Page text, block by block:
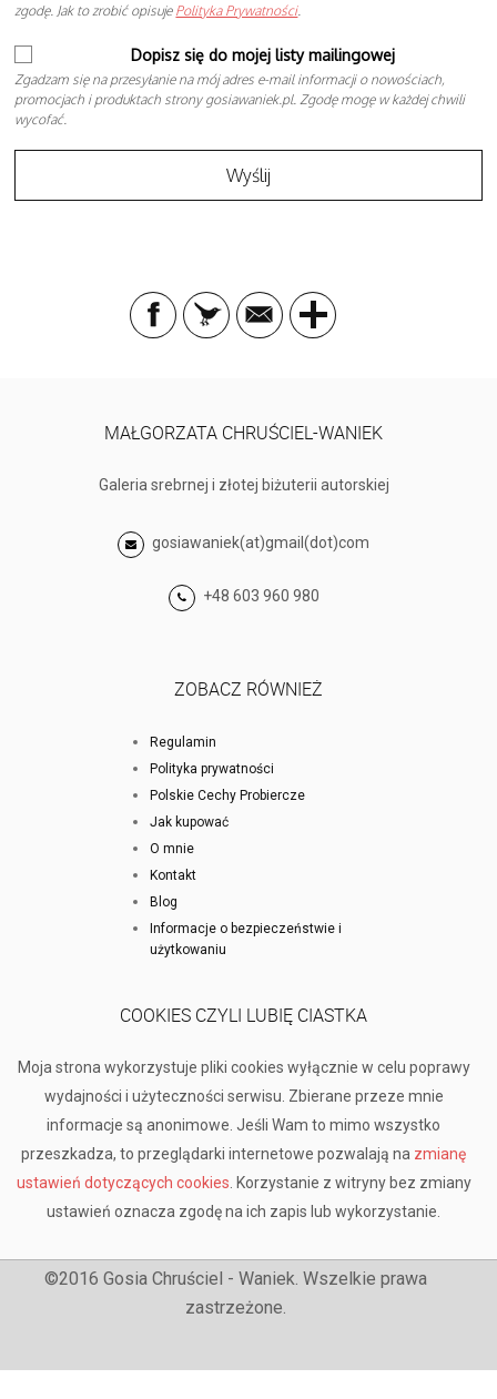
zgodę. Jak to zrobić opisuje Polityka Prywatności.
Dopisz się do mojej listy mailingowej
Zgadzam się na przesyłanie na mój adres e-mail informacji o nowościach,
promocjach i produktach strony gosiawaniek.pl. Zgodę mogę w każdej chwili
wycofać.
MAŁGORZATA CHRUŚCIEL-WANIEK
Galeria srebrnej i złotej biżuterii autorskiej
gosiawaniek(at)gmail(dot)com
+48 603 960 980
ZOBACZ RÓWNIEŻ
Regulamin
Polityka prywatności
Polskie Cechy Probiercze
Jak kupować
O mnie
Kontakt
Blog
Informacje o bezpieczeństwie i
użytkowaniu
COOKIES CZYLI LUBIĘ CIASTKA
Moja strona wykorzystuje pliki cookies wyłącznie w celu poprawy
wydajności i użyteczności serwisu. Zbierane przeze mnie
informacje są anonimowe. Jeśli Wam to mimo wszystko
przeszkadza, to przeglądarki internetowe pozwalają na zmianę
ustawień dotyczących cookies . Korzystanie z witryny bez zmiany
ustawień oznacza zgodę na ich zapis lub wykorzystanie.
©2016 Gosia Chruściel - Waniek. Wszelkie prawa
zastrzeżone.